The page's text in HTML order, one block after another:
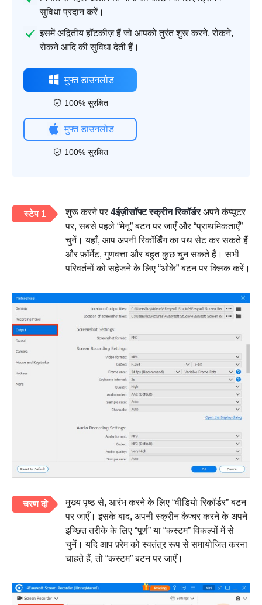
सुविधा प्रदान करें।
इसमें अद्वितीय हॉटकीज़ हैं जो आपको तुरंत शुरू करने, रोकने,
रोकने आदि की सुविधा देती हैं।
मुफ्त डाउनलोड
100% सुरक्षित
मुफ्त डाउनलोड
100% सुरक्षित
स्टेप 1 शुरू करने पर 4ईज़ीसॉफ्ट स्क्रीन रिकॉर्डरअपने कंप्यूटर
पर, सबसे पहले “मेनू” बटन पर जाएँ और “प्राथमिकताएँ”
चुनें। यहाँ, आप अपनी रिकॉर्डिंग का पथ सेट कर सकते हैं
और फ़ॉर्मेट, गुणवत्ता और बहुत कुछ चुन सकते हैं। सभी
परिवर्तनों को सहेजने के लिए “ओके” बटन पर क्लिक करें।
चरण दो
मुख्य पृष्ठ से, आरंभ करने के लिए “वीडियो रिकॉर्डर” बटन
पर जाएँ। इसके बाद, अपनी स्क्रीन कैप्चर करने के अपने
इच्छित तरीके के लिए “पूर्ण” या “कस्टम” विकल्पों में से
चुनें। यदि आप फ़्रेम को स्वतंत्र रूप से समायोजित करना
चाहते हैं, तो “कस्टम” बटन पर जाएँ।